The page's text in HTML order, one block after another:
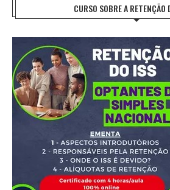
CURSO SOBRE A RETENÇÃO